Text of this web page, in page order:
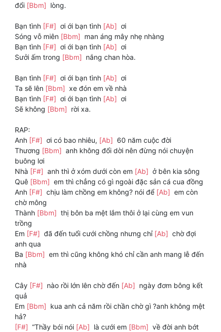
đổi [Bbm] lòng.
Bạn tình [F#] ơi ới bạn tình [Ab] ơi
Sóng vỗ miên [Bbm] man áng mây nhẹ nhàng
Bạn tình [F#] ơi ới bạn tình [Ab] ơi
Sưởi ấm trong [Bbm] nắng chan hòa.
Bạn tình [F#] ơi ới bạn tình [Ab] ơi
Ta sẽ lên [Bbm] xe đón em về nhà
Bạn tình [F#] ơi ới bạn tình [Ab] ơi
Sẽ không [Bbm] rời xa.
RAP:
Anh [F#] ơi có bao nhiêu, [Ab] 60 năm cuộc đời
Thương [Bbm] anh không đổi dời nên đừng nói chuyện
buông lơi
Nhà [F#] anh thì ở xóm dưới còn em [Ab] ở bên kia sông
Quê [Bbm] em thì chẳng có gì ngoài đặc sản cá cua đồng
Anh [F#] chịu làm chồng em không? nói để [Ab] em còn
chờ mông
Thành [Bbm] thị bôn ba mệt lắm thôi ở lại cùng em vun
trồng
Em [F#] đã đến tuổi cưới chồng nhưng chỉ [Ab] chờ đợi
anh qua
Ba [Bbm] em thì cũng không khó chỉ cần anh mang lễ đến
nhà
Cây [F#] nào rồi lớn lên chờ đến [Ab] ngày đơm bông kết
quả
Em [Bbm] kua anh cả năm rồi chần chờ gì ?anh không mệt
hả?
[F#] “Thầy bói nói [Ab] là cưới em [Bbm] về đời anh bớt